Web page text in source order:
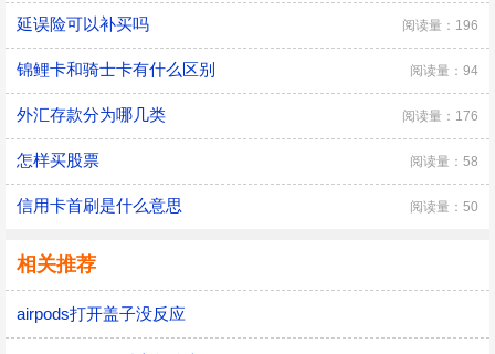
延误险可以补买吗 阅读量：196
锦鲤卡和骑士卡有什么区别 阅读量：94
外汇存款分为哪几类 阅读量：176
怎样买股票 阅读量：58
信用卡首刷是什么意思 阅读量：50
相关推荐
airpods打开盖子没反应